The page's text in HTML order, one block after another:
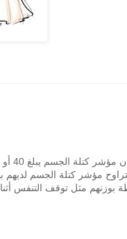
فقط
بوزنهم مثل توقف التنفس